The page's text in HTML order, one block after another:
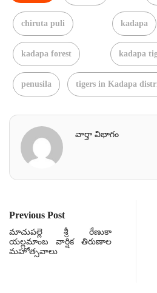
chiruta puli kadapa
kadapa forest kadapa
penusila tigers in Kadapa
వార్తా విభాగం
Previous Post
మాచుపల్లె శ్రీ రేణుకా
యల్లమాంబ వార్షిక తిరుణాల
మహోత్సవాలు